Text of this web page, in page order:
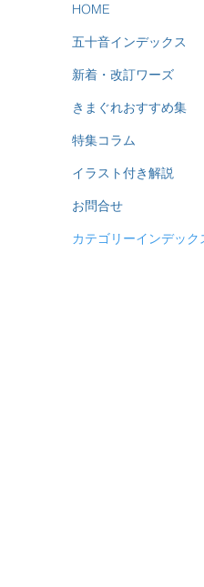
HOME
五十音インデックス
新着・改訂ワーズ
きまぐれおすすめ集
特集コラム
イラスト付き解説
お問合せ
カテゴリーインデック